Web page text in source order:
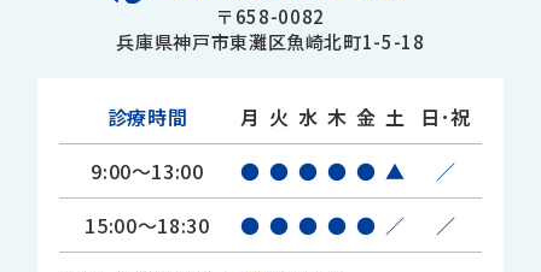
〒658-0082
兵庫県神戸市東灘区魚崎北町1-5-18
診療時間 月 火 水 木 金 土
日･祝
9:00～13:00
● ● ● ● ● ▲
／
15:00～18:30
● ● ● ● ● ／ ／